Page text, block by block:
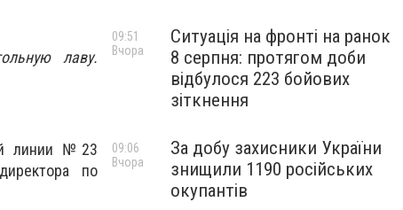
лаву.
линии №23
по
Ситуація на фронті на ранок
8 серпня: протягом доби
відбулося 223 бойових
зіткнення
09:51
Вчора
За добу захисники України
знищили 1190 російських
окупантів
09:06
Вчора